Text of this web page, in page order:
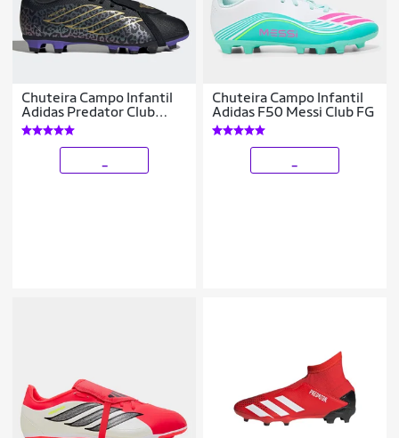
Chuteira Campo Infantil
Adidas Predator Club
Língua Dobrável Kaka
Chuteira Campo Infantil
Adidas F50 Messi Club FG